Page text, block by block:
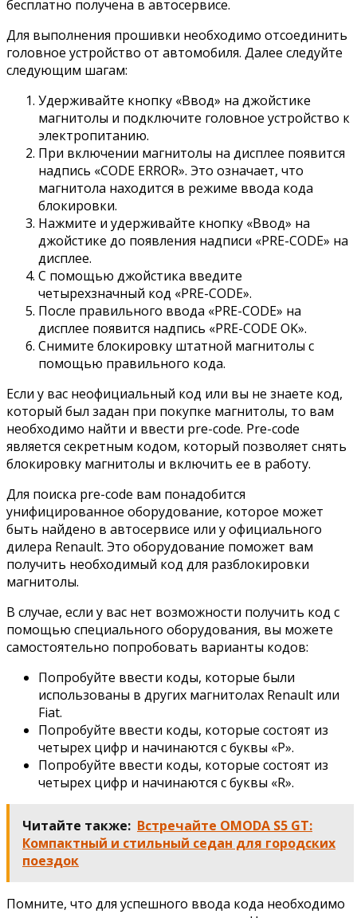
бесплатно получена в автосервисе.
Для выполнения прошивки необходимо отсоединить
головное устройство от автомобиля. Далее следуйте
следующим шагам:
Удерживайте кнопку «Ввод» на джойстике
магнитолы и подключите головное устройство к
электропитанию.
При включении магнитолы на дисплее появится
надпись «CODE ERROR». Это означает, что
магнитола находится в режиме ввода кода
блокировки.
Нажмите и удерживайте кнопку «Ввод» на
джойстике до появления надписи «PRE-CODE» на
дисплее.
С помощью джойстика введите
четырехзначный код «PRE-CODE».
После правильного ввода «PRE-CODE» на
дисплее появится надпись «PRE-CODE OK».
Снимите блокировку штатной магнитолы с
помощью правильного кода.
Если у вас неофициальный код или вы не знаете код,
который был задан при покупке магнитолы, то вам
необходимо найти и ввести pre-code. Pre-code
является секретным кодом, который позволяет снять
блокировку магнитолы и включить ее в работу.
Для поиска pre-code вам понадобится
унифицированное оборудование, которое может
быть найдено в автосервисе или у официального
дилера Renault. Это оборудование поможет вам
получить необходимый код для разблокировки
магнитолы.
В случае, если у вас нет возможности получить код с
помощью специального оборудования, вы можете
самостоятельно попробовать варианты кодов:
Попробуйте ввести коды, которые были
использованы в других магнитолах Renault или
Fiat.
Попробуйте ввести коды, которые состоят из
четырех цифр и начинаются с буквы «P».
Попробуйте ввести коды, которые состоят из
четырех цифр и начинаются с буквы «R».
Читайте также: Встречайте OMODA S5 GT:
Компактный и стильный седан для городских
поездок
Помните, что для успешного ввода кода необходимо